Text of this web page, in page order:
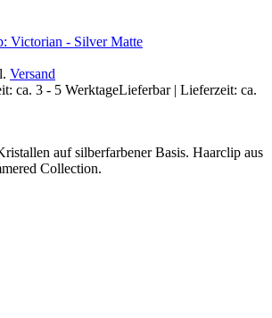
Victorian - Silver Matte
Versand
Lieferbar | Lieferzeit: ca.
auf silberfarbener Basis. Haarclip aus
Collection.